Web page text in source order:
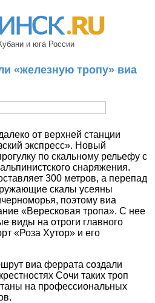
и юга России
«железную тропу» виа
от верхней станции
экспресс». Новый
по скальному рельефу с
снаряжения.
300 метров, а перепад
скалы усеяны
поэтому виа
«Вересковая тропа». С нее
виды на отроги главного
«Роза Хутор» и его
виа феррата создали
Сочи таких троп
на профессиональных